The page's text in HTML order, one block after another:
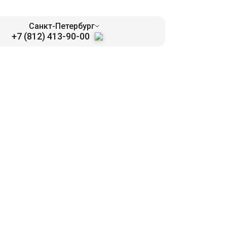
Санкт-Петербург
+7 (812) 413-90-00